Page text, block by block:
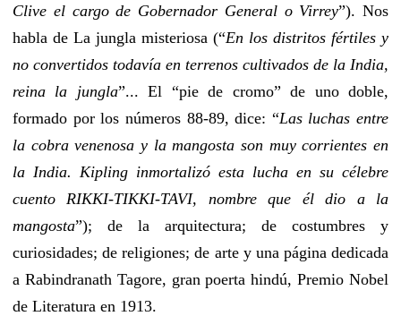
Clive el cargo de Gobernador General o Virrey”). Nos
habla de La jungla misteriosa (“En los distritos fértiles y
no convertidos todavía en terrenos cultivados de la India,
reina la jungla”... El “pie de cromo” de uno doble,
formado por los números 88-89, dice: “Las luchas entre
la cobra venenosa y la mangosta son muy corrientes en
la India. Kipling inmortalizó esta lucha en su célebre
cuento RIKKI-TIKKI-TAVI, nombre que él dio a la
mangosta”); de la arquitectura; de costumbres y
curiosidades; de religiones; de arte y una página dedicada
a Rabindranath Tagore, gran poerta hindú, Premio Nobel
de Literatura en 1913.